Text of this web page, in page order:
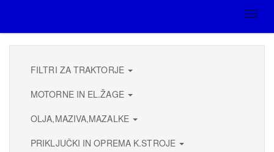
FILTRI ZA TRAKTORJE
MOTORNE IN EL.ŽAGE
OLJA,MAZIVA,MAZALKE
PRIKLJUČKI IN OPREMA K.STROJE